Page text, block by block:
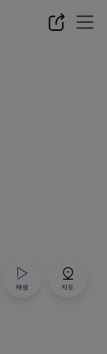
재생 지도